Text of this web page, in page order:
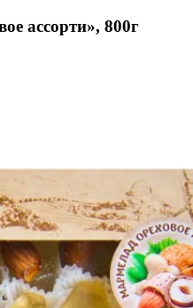
ассорти», 800г